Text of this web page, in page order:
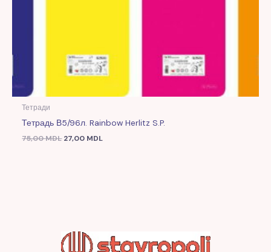
Тетради
Тетрадь В5/96л. Rainbow Herlitz S.P.
75,00MDL 27,00 MDL